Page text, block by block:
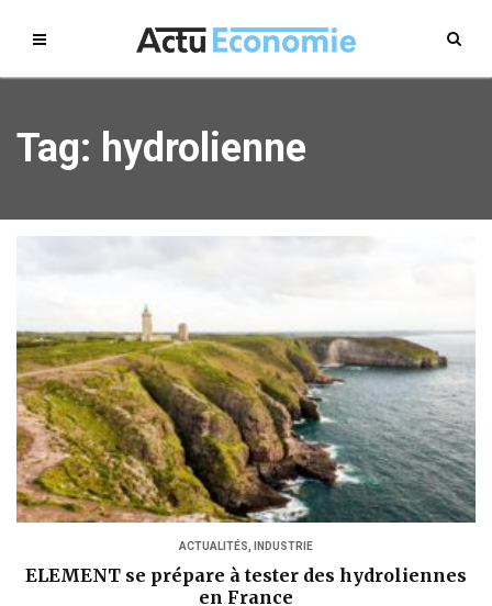
Tag: hydrolienne
ACTUALITÉS, INDUSTRIE
ELEMENT se prépare à tester des hydroliennes
en France